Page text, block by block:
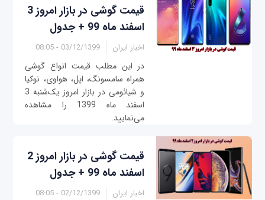
قیمت گوشی در بازار امروز 3
اسفند ماه 99 + جدول
اخبار ایران 03/12/1399 - 08:05
در این مطلب قیمت انواع گوشی
همراه سامسونگ، اپل، هواوی، نوکیا
و شیائومی در بازار امروز یک‌شنبه 3
اسفند ماه 1399 را مشاهده
می‌نمایید.
قیمت گوشی در بازار امروز 2
اسفند ماه 99 + جدول
اخبار ایران 02/12/1399 - 08:05